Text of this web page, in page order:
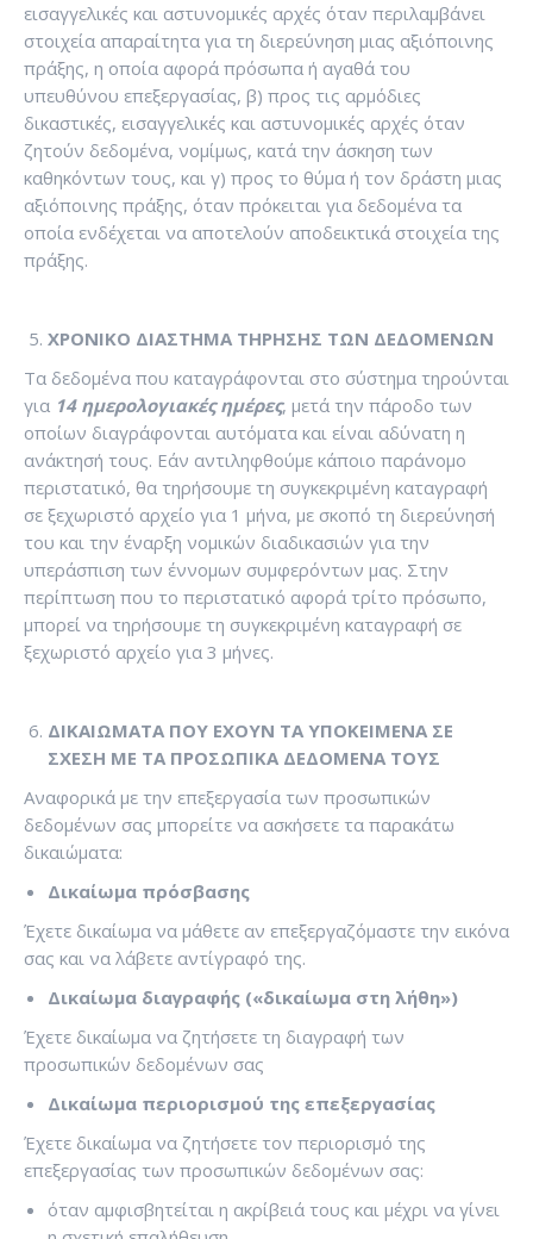
εισαγγελικές και αστυνομικές αρχές όταν περιλαμβάνει
στοιχεία απαραίτητα για τη διερεύνηση μιας αξιόποινης
πράξης, η οποία αφορά πρόσωπα ή αγαθά του
υπευθύνου επεξεργασίας, β) προς τις αρμόδιες
δικαστικές, εισαγγελικές και αστυνομικές αρχές όταν
ζητούν δεδομένα, νομίμως, κατά την άσκηση των
καθηκόντων τους, και γ) προς το θύμα ή τον δράστη μιας
αξιόποινης πράξης, όταν πρόκειται για δεδομένα τα
οποία ενδέχεται να αποτελούν αποδεικτικά στοιχεία της
πράξης.
ΧΡΟΝΙΚΟ ΔΙΑΣΤΗΜΑ ΤΗΡΗΣΗΣ ΤΩΝ ΔΕΔΟΜΕΝΩΝ
Τα δεδομένα που καταγράφονται στο σύστημα τηρούνται
για 14 ημερολογιακές ημέρες, μετά την πάροδο των
οποίων διαγράφονται αυτόματα και είναι αδύνατη η
ανάκτησή τους. Εάν αντιληφθούμε κάποιο παράνομο
περιστατικό, θα τηρήσουμε τη συγκεκριμένη καταγραφή
σε ξεχωριστό αρχείο για 1 μήνα, με σκοπό τη διερεύνησή
του και την έναρξη νομικών διαδικασιών για την
υπεράσπιση των έννομων συμφερόντων μας. Στην
περίπτωση που το περιστατικό αφορά τρίτο πρόσωπο,
μπορεί να τηρήσουμε τη συγκεκριμένη καταγραφή σε
ξεχωριστό αρχείο για 3 μήνες.
ΔΙΚΑΙΩΜΑΤΑ ΠΟΥ ΕΧΟΥΝ ΤΑ ΥΠΟΚΕΙΜΕΝΑ ΣΕ
ΣΧΕΣΗ ΜΕ ΤΑ ΠΡΟΣΩΠΙΚΑ ΔΕΔΟΜΕΝΑ ΤΟΥΣ
Αναφορικά με την επεξεργασία των προσωπικών
δεδομένων σας μπορείτε να ασκήσετε τα παρακάτω
δικαιώματα:
Δικαίωμα πρόσβασης
Έχετε δικαίωμα να μάθετε αν επεξεργαζόμαστε την εικόνα
σας και να λάβετε αντίγραφό της.
Δικαίωμα διαγραφής («δικαίωμα στη λήθη»)
Έχετε δικαίωμα να ζητήσετε τη διαγραφή των
προσωπικών δεδομένων σας
Δικαίωμα περιορισμού της επεξεργασίας
Έχετε δικαίωμα να ζητήσετε τον περιορισμό της
επεξεργασίας των προσωπικών δεδομένων σας:
όταν αμφισβητείται η ακρίβειά τους και μέχρι να γίνει